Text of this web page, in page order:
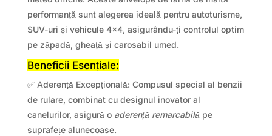
performanță sunt alegerea ideală pentru autoturisme,
SUV-uri și vehicule 4×4, asigurându-ți controlul optim
pe zăpadă, gheață și carosabil umed.
Beneficii Esențiale:
✅ Aderență Excepțională: Compusul special al benzii
de rulare, combinat cu designul inovator al
canelurilor, asigură o aderență remarcabilă pe
suprafețe alunecoase.